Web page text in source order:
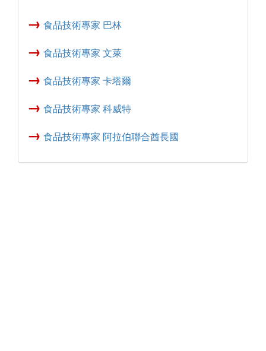
→ 食品技術專家 巴林
→ 食品技術專家 文萊
→ 食品技術專家 卡塔爾
→ 食品技術專家 科威特
→ 食品技術專家 阿拉伯聯合酋長國